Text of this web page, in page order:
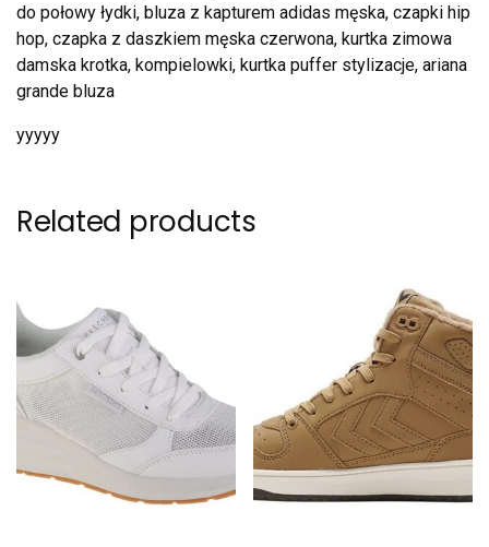
do połowy łydki, bluza z kapturem adidas męska, czapki hip
hop, czapka z daszkiem męska czerwona, kurtka zimowa
damska krotka, kompielowki, kurtka puffer stylizacje, ariana
grande bluza
yyyyy
Related products